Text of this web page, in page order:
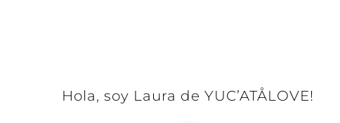
Hola, soy Laura de YUC’ATÅLOVE!